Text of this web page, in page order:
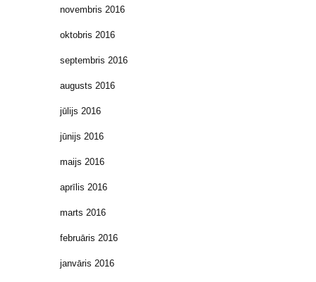
novembris 2016
oktobris 2016
septembris 2016
augusts 2016
jūlijs 2016
jūnijs 2016
maijs 2016
aprīlis 2016
marts 2016
februāris 2016
janvāris 2016